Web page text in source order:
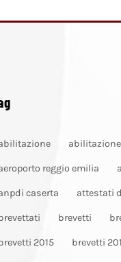
reggio emilia
caserta attestati
brevetti
2015 brevetti